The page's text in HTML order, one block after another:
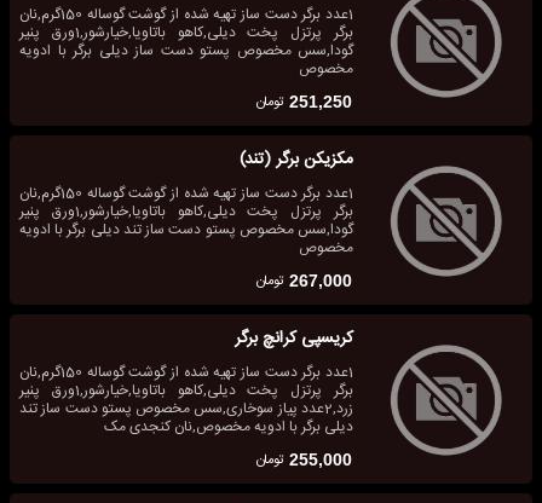
1عدد برگر دست ساز تهیه شده از گوشت گوساله 150گرم,نان
برگر پرتزل پخت دیلی,کاهو باتاویا,خیارشور,1ورق پنیر
گودا,سس مخصوص پستو دست ساز دیلی برگر با ادویه
مخصوص
251,250 تومان
مکزیکن برگر (تند)
1عدد برگر دست ساز تهیه شده از گوشت گوساله 150گرم,نان
برگر پرتزل پخت دیلی,کاهو باتاویا,خیارشور,1ورق پنیر
گودا,سس مخصوص پستو دست ساز تند دیلی برگر با ادویه
مخصوص
267,000 تومان
کریسپی کرانچ برگر
1عدد برگر دست ساز تهیه شده از گوشت گوساله 150گرم,نان
برگر پرتزل پخت دیلی,کاهو باتاویا,خیارشور,1ورق پنیر
زرد,2عدد پیاز سوخاری,سس مخصوص پستو دست ساز تند
دیلی برگر با ادویه مخصوص,نان کنجدی مک
255,000 تومان